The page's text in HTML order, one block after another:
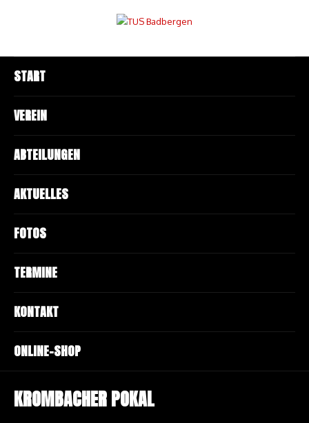
START
VEREIN
ABTEILUNGEN
AKTUELLES
FOTOS
TERMINE
KONTAKT
ONLINE-SHOP
KROMBACHER POKAL